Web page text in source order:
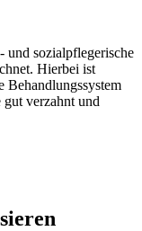
und sozialpflegerische
Hierbei ist
Behandlungssystem
gut verzahnt und